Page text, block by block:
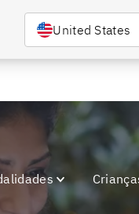
e confira nossas
United States